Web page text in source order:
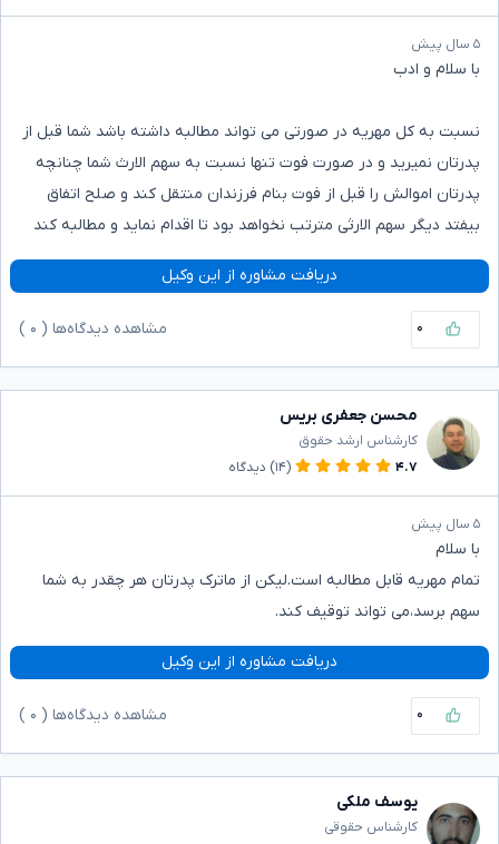
۵ سال پیش
با سلام و ادب
نسبت به کل مهریه در صورتی می تواند مطالبه داشته باشد شما قبل از
پدرتان نمیرید و در صورت فوت تنها نسبت به سهم الارث شما چنانچه
پدرتان اموالش را قبل از فوت بنام فرزندان منتقل کند و صلح اتفاق
بیفتد دیگر سهم الارثی مترتب نخواهد بود تا اقدام نماید و مطالبه کند
دریافت مشاوره از این وکیل
۰ مشاهده دیدگاه‌ها ( ۰
محسن جعفری بریس
کارشناس ارشد حقوق
۴.۷
(۱۴) دیدگاه
۵ سال پیش
با سلام
تمام مهریه قابل مطالبه است.لیکن از ماترک پدرتان هر چقدر به شما
سهم برسد،می تواند توقیف کند.
دریافت مشاوره از این وکیل
۰ مشاهده دیدگاه‌ها ( ۰
یوسف ملکی
کارشناس حقوقی